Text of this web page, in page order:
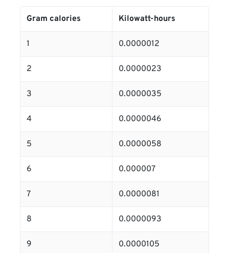
Gram calories Kilowatt-hours
1 0.0000012
2 0.0000023
3 0.0000035
4 0.0000046
5 0.0000058
6 0.000007
7 0.0000081
8 0.0000093
9 0.0000105